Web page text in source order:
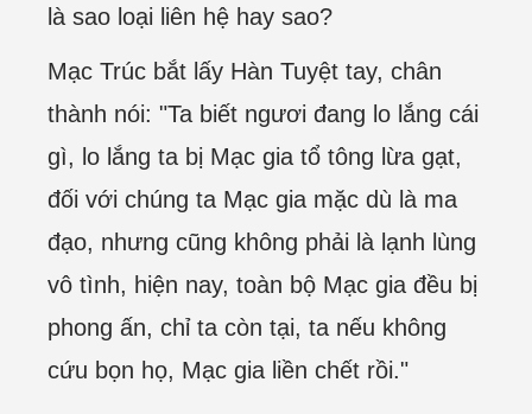
là sao loại liên hệ hay sao?
Mạc Trúc bắt lấy Hàn Tuyệt tay, chân
thành nói: "Ta biết ngươi đang lo lắng cái
gì, lo lắng ta bị Mạc gia tổ tông lừa gạt,
đối với chúng ta Mạc gia mặc dù là ma
đạo, nhưng cũng không phải là lạnh lùng
vô tình, hiện nay, toàn bộ Mạc gia đều bị
phong ấn, chỉ ta còn tại, ta nếu không
cứu bọn họ, Mạc gia liền chết rồi."